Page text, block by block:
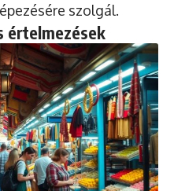
szolgál.
értelmezések